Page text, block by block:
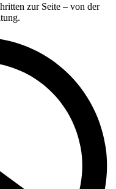
zur Seite – von der